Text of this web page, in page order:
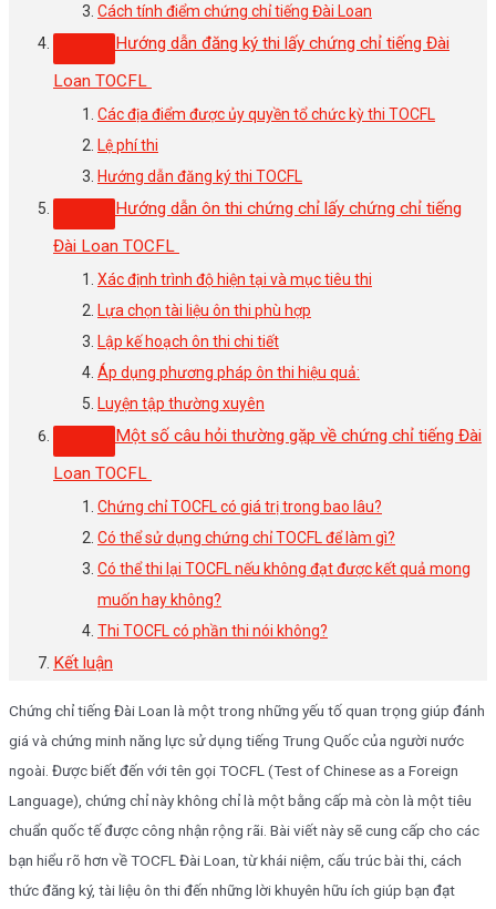
Cách tính điểm chứng chỉ tiếng Đài Loan
Hướng dẫn đăng ký thi lấy chứng chỉ tiếng Đài
Loan TOCFL
Các địa điểm được ủy quyền tổ chức kỳ thi TOCFL
Lệ phí thi
Hướng dẫn đăng ký thi TOCFL
Hướng dẫn ôn thi chứng chỉ lấy chứng chỉ tiếng
Đài Loan TOCFL
Xác định trình độ hiện tại và mục tiêu thi
Lựa chọn tài liệu ôn thi phù hợp
Lập kế hoạch ôn thi chi tiết
Áp dụng phương pháp ôn thi hiệu quả:
Luyện tập thường xuyên
Một số câu hỏi thường gặp về chứng chỉ tiếng Đài
Loan TOCFL
Chứng chỉ TOCFL có giá trị trong bao lâu?
Có thể sử dụng chứng chỉ TOCFL để làm gì?
Có thể thi lại TOCFL nếu không đạt được kết quả mong
muốn hay không?
Thi TOCFL có phần thi nói không?
Kết luận
Chứng chỉ tiếng Đài Loan là một trong những yếu tố quan trọng giúp đánh
giá và chứng minh năng lực sử dụng tiếng Trung Quốc của người nước
ngoài. Được biết đến với tên gọi TOCFL (Test of Chinese as a Foreign
Language), chứng chỉ này không chỉ là một bằng cấp mà còn là một tiêu
chuẩn quốc tế được công nhận rộng rãi. Bài viết này sẽ cung cấp cho các
bạn hiểu rõ hơn về TOCFL Đài Loan, từ khái niệm, cấu trúc bài thi, cách
thức đăng ký, tài liệu ôn thi đến những lời khuyên hữu ích giúp bạn đạt